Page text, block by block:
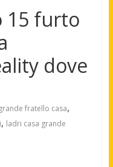
15 furto
dove
fratello casa,
, ladri casa grande